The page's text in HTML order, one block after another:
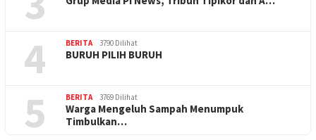
4 BERITA 3790 Dilihat
BURUH PILIH BURUH
5 BERITA 3769 Dilihat
Warga Mengeluh Sampah Menumpuk
Timbulkan…